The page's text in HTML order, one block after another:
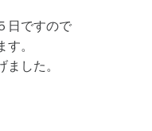
日ですので
。
した。